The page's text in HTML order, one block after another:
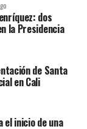
dos
la Presidencia
de Santa
en Cali
el inicio de una